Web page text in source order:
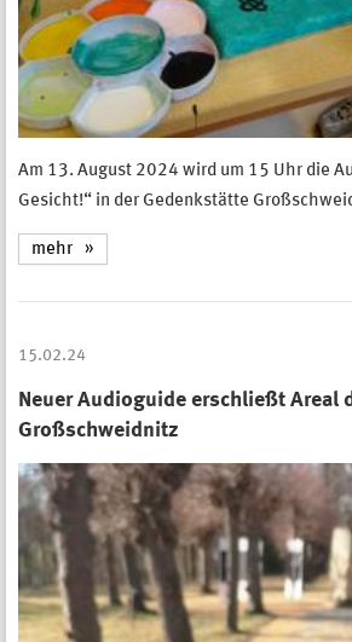
Am 13. August 2024 wird um 15 Uhr die
Gesicht!“ in der Gedenkstätte
mehr
15.02.24
Neuer Audioguide erschließt Areal
Großschweidnitz